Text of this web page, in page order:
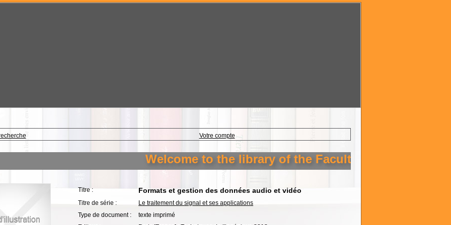
Votre compte
Welcome to the library of the Faculty of Technology
Titre : Formats et gestion des données audio et vidéo
Titre de série :
Le traitement du signal et ses applications
Type de document :
texte imprimé